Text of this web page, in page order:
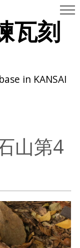
瓦刻
in KANSAI
山第4